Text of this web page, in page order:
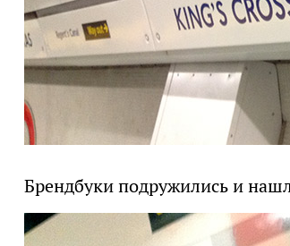
Брендбуки подружились и